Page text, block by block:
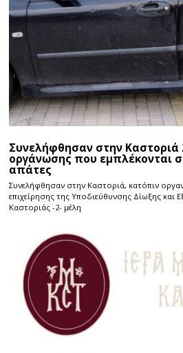
Συνελήφθησαν στην Καστοριά
οργάνωσης που εμπλέκονται
απάτες
Συνελήφθησαν στην Καστοριά, κατόπιν
επιχείρησης της Υποδιεύθυνσης Δίωξης και
Καστοριάς -2- μέλη